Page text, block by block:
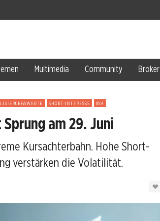
Multimedia Community Broker
SHORT-INTERESSE USA
am 29. Juni
Kursachterbahn. Hohe Short-
verstärken die Volatilität.